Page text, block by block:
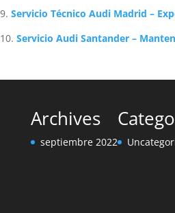
Servicio Técnico Audi Madrid –
Servicio Audi Santander –
Archives
septiembre 2022